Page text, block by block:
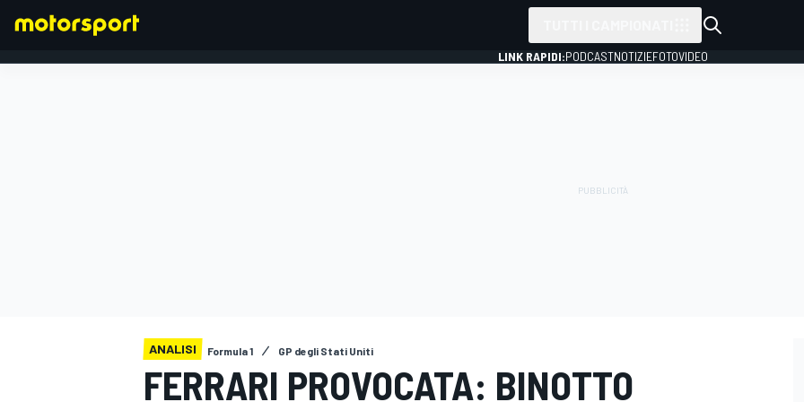
LINK RAPIDI:PODCASTNOTIZIEFOTOVIDEO
ANALISI Formula 1 GP degli Stati Uniti
FERRARI PROVOCATA: BINOTTO